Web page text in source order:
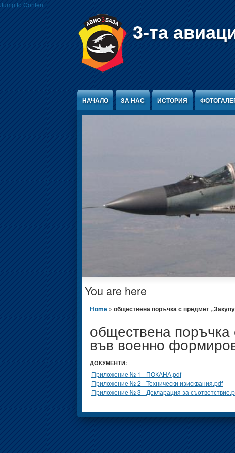
Jump to Content
3-та
НАЧАЛО ЗА НАС ИСТОРИЯ
You are here
Home » обществена поръчка с предмет
обществена поръчка
във военно
ДОКУМЕНТИ:
Приложение № 1 - ПОКАНА.pdf
Приложение № 2 - Технически изисквания.pdf
Приложение № 3 - Декларация за